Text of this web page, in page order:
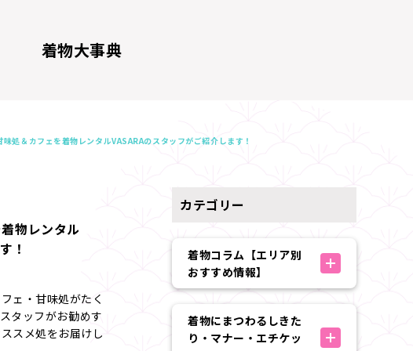
着物大事典
処＆カフェを着物レンタルVASARAのスタッフがご紹介します！
物レンタル
！
ェ・甘味処がたく
タッフがお勧めす
スメ処をお届けし
カテゴリー
着物コラム【エリア別
おすすめ情報】
着物にまつわるしきた
り・マナー・エチケッ